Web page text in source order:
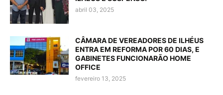
abril 03, 2025
CÂMARA DE VEREADORES DE ILHÉUS
ENTRA EM REFORMA POR 60 DIAS, E
GABINETES FUNCIONARÃO HOME
OFFICE
fevereiro 13, 2025